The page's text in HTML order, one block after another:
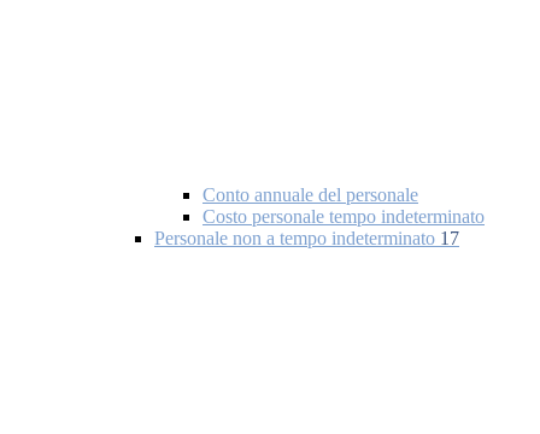
Conto annuale del personale
Costo personale tempo indeterminato
Personale non a tempo indeterminato 17